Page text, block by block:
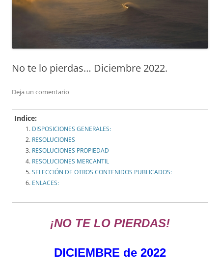
No te lo pierdas… Diciembre 2022.
Deja un comentario
Indice:
DISPOSICIONES GENERALES:
RESOLUCIONES
RESOLUCIONES PROPIEDAD
RESOLUCIONES MERCANTIL
SELECCIÓN DE OTROS CONTENIDOS PUBLICADOS:
ENLACES:
¡NO TE LO PIERDAS!
DICIEMBRE de 2022